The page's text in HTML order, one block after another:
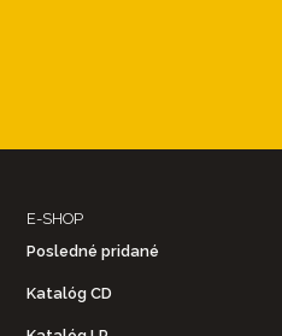
E-SHOP
Posledné pridané
Katalóg CD